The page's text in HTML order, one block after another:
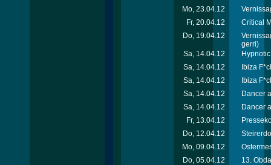
Mo, 23.04.12
Fr, 20.04.12
Critical
Do, 19.04.12
gerri)
Sa, 14.04.12
Sa, 14.04.12
Ibiza
Sa, 14.04.12
Ibiza
Sa, 14.04.12
Dancer
Sa, 14.04.12
Dancer
Fr, 13.04.12
Do, 12.04.12
Mo, 09.04.12
Do, 05.04.12
13.